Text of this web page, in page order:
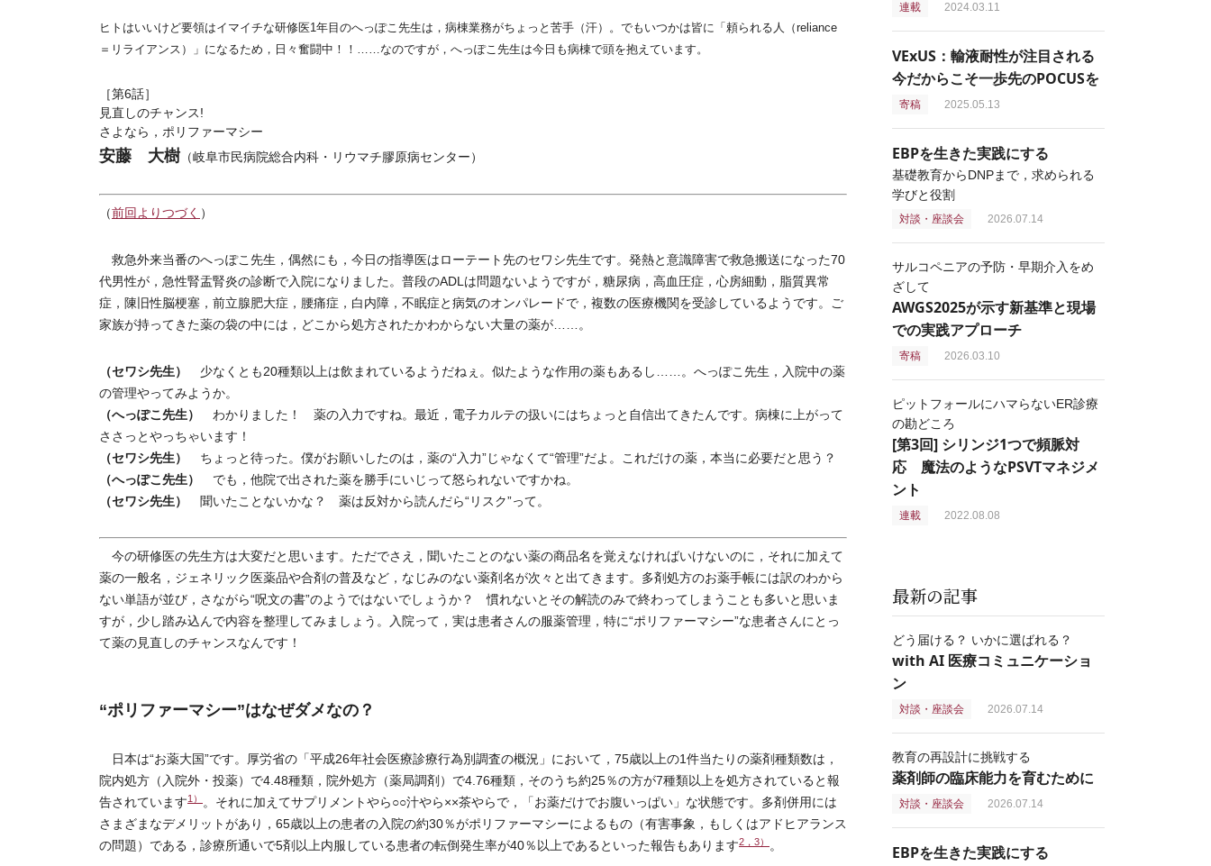
ヒトはいいけど要領はイマイチな研修医1年目のへっぽこ先生は，病棟業務がちょっと苦手（汗）。でもいつかは皆に「頼られる人（reliance
＝リライアンス）」になるため，日々奮闘中！！……なのですが，へっぽこ先生は今日も病棟で頭を抱えています。
［第6話］
見直しのチャンス!
さよなら，ポリファーマシー
安藤 大樹（岐阜市民病院総合内科・リウマチ膠原病センター）
（前回よりつづく ）
救急外来当番のへっぽこ先生，偶然にも，今日の指導医はローテート先のセワシ先生です。発熱と意識障害で救急搬送になった70
代男性が，急性腎盂腎炎の診断で入院になりました。普段のADLは問題ないようですが，糖尿病，高血圧症，心房細動，脂質異常
症，陳旧性脳梗塞，前立腺肥大症，腰痛症，白内障，不眠症と病気のオンパレードで，複数の医療機関を受診しているようです。ご
家族が持ってきた薬の袋の中には，どこから処方されたかわからない大量の薬が……。
（セワシ先生）
少なくとも20種類以上は飲まれているようだねぇ。似たような作用の薬もあるし……。へっぽこ先生，入院中の薬
の管理やってみようか。
（へっぽこ先生）
わかりました！ 薬の入力ですね。最近，電子カルテの扱いにはちょっと自信出てきたんです。病棟に上がって
ささっとやっちゃいます！
（セワシ先生） ちょっと待った。僕がお願いしたのは，薬の“入力”じゃなくて“管理”だよ。これだけの薬，本当に必要だと思う？
（へっぽこ先生） でも，他院で出された薬を勝手にいじって怒られないですかね。
（セワシ先生） 聞いたことないかな？ 薬は反対から読んだら“リスク”って。
今の研修医の先生方は大変だと思います。ただでさえ，聞いたことのない薬の商品名を覚えなければいけないのに，それに加えて
薬の一般名，ジェネリック医薬品や合剤の普及など，なじみのない薬剤名が次々と出てきます。多剤処方のお薬手帳には訳のわから
ない単語が並び，さながら“呪文の書”のようではないでしょうか？ 慣れないとその解読のみで終わってしまうことも多いと思いま
すが，少し踏み込んで内容を整理してみましょう。入院って，実は患者さんの服薬管理，特に“ポリファーマシー”な患者さんにとっ
て薬の見直しのチャンスなんです！
“ポリファーマシー”はなぜダメなの？
日本は“お薬大国”です。厚労省の「平成26年社会医療診療行為別調査の概況」において，75歳以上の1件当たりの薬剤種類数は，
院内処方（入院外・投薬）で4.48種類，院外処方（薬局調剤）で4.76種類，そのうち約25％の方が7種類以上を処方されていると報
告されています1）
。それに加えてサプリメントやら○○汁やら××茶やらで，「お薬だけでお腹いっぱい」な状態です。多剤併用には
さまざまなデメリットがあり，65歳以上の患者の入院の約30％がポリファーマシーによるもの（有害事象，もしくはアドヒアランス
の問題）である，診療所通いで5剤以上内服している患者の転倒発生率が40％以上であるといった報告もあります2，3） 。
連載 2024.03.11
VExUS：輸液耐性が注目される
今だからこそ一歩先のPOCUSを
寄稿 2025.05.13
EBPを生きた実践にする
基礎教育からDNPまで，求められる
学びと役割
対談・座談会 2026.07.14
サルコペニアの予防・早期介入をめ
ざして
AWGS2025が示す新基準と現場
での実践アプローチ
寄稿 2026.03.10
ピットフォールにハマらないER診療
の勘どころ
[第3回] シリンジ1つで頻脈対
応 魔法のようなPSVTマネジメ
ント
連載 2022.08.08
最新の記事
どう届ける？ いかに選ばれる？
with AI 医療コミュニケーショ
ン
対談・座談会 2026.07.14
教育の再設計に挑戦する
薬剤師の臨床能力を育むために
対談・座談会 2026.07.14
EBPを生きた実践にする